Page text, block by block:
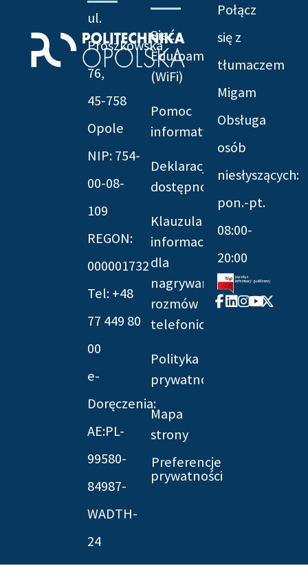
ul.
Prószkowska
76,
45-758
Opole
NIP: 754-
00-08-
109
REGON:
000001732
Tel: +48
77 449 80
00
e-
Doręczenia:
AE:PL-
99580-
84987-
WADTH-
24
Sieć
Eduroam
(WiFi)
Pomoc
informatyczna
Deklaracja
dostępności
Klauzula
informacyjna
dla
nagrywania
rozmów
telefonicznych
Polityka
prywatności
Mapa
strony
Preferencje
prywatności
Połącz
się z
tłumaczem
Migam
Obsługa
osób
niesłyszących:
pon.-pt.
08:00-
20:00
Facebook-
f
Linkedin
Instagram
Youtube
X-
twitter